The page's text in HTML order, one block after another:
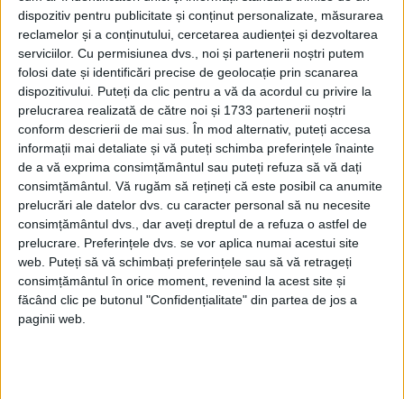
dispozitiv pentru publicitate și conținut personalizate, măsurarea
reclamelor și a conținutului, cercetarea audienței și dezvoltarea
serviciilor. Cu permisiunea dvs., noi și partenerii noștri putem
folosi date și identificări precise de geolocație prin scanarea
dispozitivului. Puteți da clic pentru a vă da acordul cu privire la
prelucrarea realizată de către noi și 1733 partenerii noștri
conform descrierii de mai sus. În mod alternativ, puteți accesa
informații mai detaliate și vă puteți schimba preferințele înainte
de a vă exprima consimțământul sau puteți refuza să vă dați
consimțământul. Vă rugăm să rețineți că este posibil ca anumite
prelucrări ale datelor dvs. cu caracter personal să nu necesite
consimțământul dvs., dar aveți dreptul de a refuza o astfel de
prelucrare. Preferințele dvs. se vor aplica numai acestui site
web. Puteți să vă schimbați preferințele sau să vă retrageți
consimțământul în orice moment, revenind la acest site și
făcând clic pe butonul "Confidențialitate" din partea de jos a
paginii web.
români în Occident. Cauzele şi formele de
manifestare ale acestui fenomen prezent
în întregul bloc socialist (România avea, la
rândul ei, în 1989, un număr important de
ofiţeri „defectori”) nu pot fi înţelese fără o
minimă cunoaștere a organizării şi
activităţii Direcţiei Generale de Informaţii
Externe (DGIE) între anii 1951-1978, pe
care puteți să le descoperiți în noul număr
al revistei.